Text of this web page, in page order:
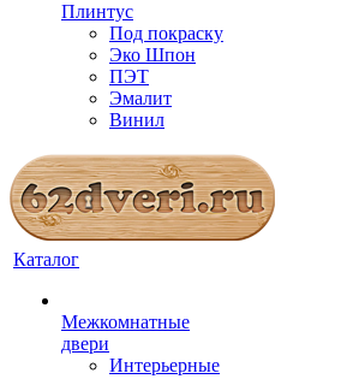
Плинтус
Под покраску
Эко Шпон
ПЭТ
Эмалит
Винил
Каталог
Межкомнатные
двери
Интерьерные